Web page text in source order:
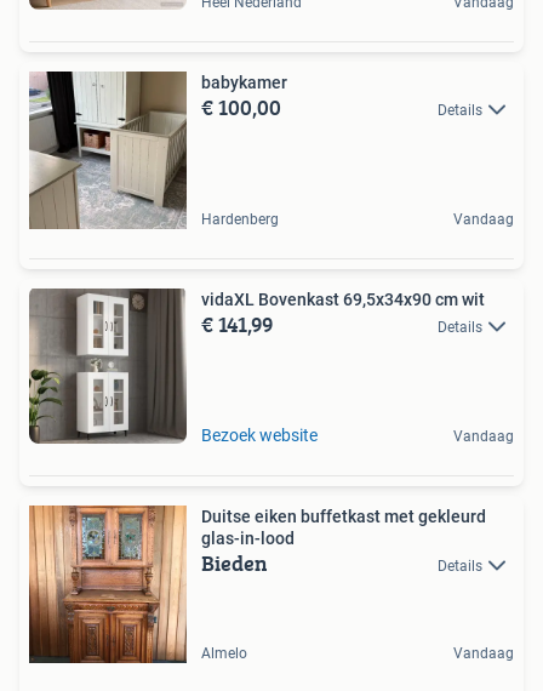
babykamer
€ 100,00 Details
Hardenberg Vandaag
vidaXL Bovenkast 69,5x34x90 cm wit
€ 141,99 Details
Bezoek website Vandaag
Duitse eiken buffetkast met gekleurd
glas-in-lood
Bieden Details
Almelo Vandaag